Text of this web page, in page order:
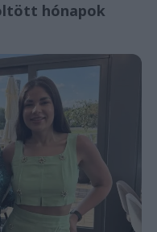
hónapok